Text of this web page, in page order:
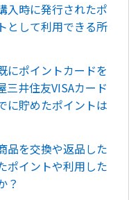
入時に発行されたポ
として利用できる所
にポイントカードを
井住友VISAカード
に貯めたポイントは
品を交換や返品した
ポイントや利用した
？